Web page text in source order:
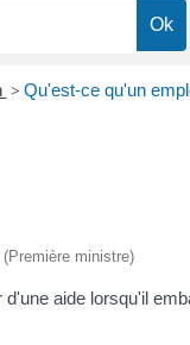
> Qu'est-ce qu'un
ministre)
aide lorsqu'il